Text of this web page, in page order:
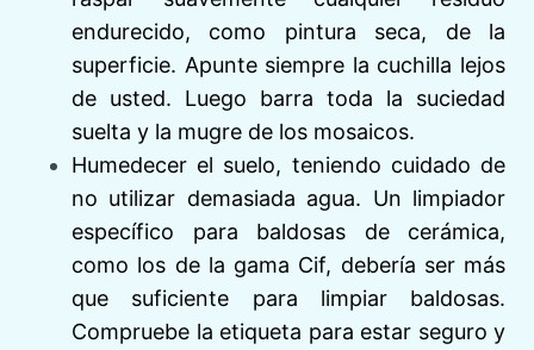
endurecido, como pintura seca, de la
superficie. Apunte siempre la cuchilla lejos
de usted. Luego barra toda la suciedad
suelta y la mugre de los mosaicos.
Humedecer el suelo, teniendo cuidado de
no utilizar demasiada agua. Un limpiador
específico para baldosas de cerámica,
como los de la gama Cif, debería ser más
que suficiente para limpiar baldosas.
Compruebe la etiqueta para estar seguro y